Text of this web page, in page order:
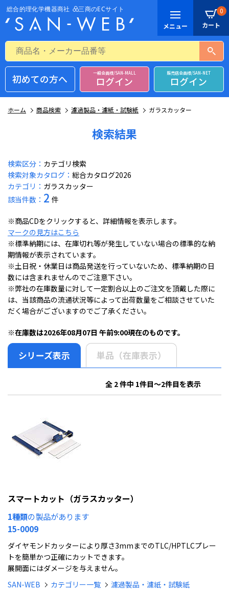
0
初めての方へ 一般会員様/SAN-MALL
ログイン
販売店会員様/SAN-NET
ログイン
ホーム 商品検索 濾過製品・濾紙・試験紙 ガラスカッター
検索結果
検索区分： カテゴリ検索
検索対象カタログ： 総合カタログ2026
カテゴリ： ガラスカッター
該当件数： 2 件
※商品CDをクリックすると、詳細情報を表示します。
マークの見方はこちら
※標準納期には、在庫切れ等が発生していない場合の標準的な納
期情報が表示されています。
※土日祝・休業日は商品発送を行っていないため、標準納期の日
数には含まれませんのでご注意下さい。
※弊社の在庫数量に対して一定割合以上のご注文を頂戴した際に
は、当該商品の流通状況等によって出荷数量をご相談させていた
だく場合がございますのでご了承ください。
※在庫数は2026年08月07日 午前9:00現在のものです。
シリーズ表示 単品（在庫表示）
全 2 件中 1件目～2件目を表示
スマートカット（ガラスカッター）
1種類の製品があります
15-0009
ダイヤモンドカッターにより厚さ3mmまでのTLC/HPTLCプレー
トを簡単かつ正確にカットできます。
展開面にはダメージを与えません。
SAN-WEB
カテゴリー一覧 濾過製品・濾紙・試験紙